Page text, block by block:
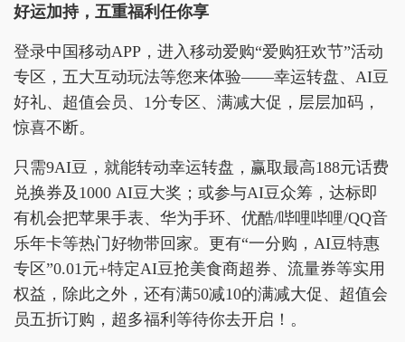
好运加持， 五重福利任你享
登录中国移动APP，进入移动爱购“爱购狂欢节”活动
专区，五大互动玩法等您来体验——幸运转盘、AI豆
好礼、超值会员、1分专区、满减大促，层层加码，
惊喜不断。
只需9AI豆，就能转动幸运转盘，赢取最高188元话费
兑换券及1000 AI豆大奖；或参与AI豆众筹，达标即
有机会把苹果手表、华为手环、优酷/哔哩哔哩/QQ音
乐年卡等热门好物带回家。更有“一分购，AI豆特惠
专区”0.01元+特定AI豆抢美食商超券、流量券等实用
权益，除此之外，还有满50减10的满减大促、超值会
员五折订购，超多福利等待你去开启！。